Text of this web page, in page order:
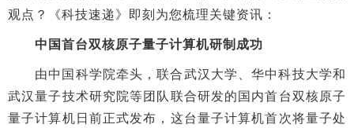
观点？《科技速递》即刻为您梳理关键资讯：
中国首台双核原子量子计算机研制成功
由中国科学院牵头，联合武汉大学、华中科技大学和
武汉量子技术研究院等团队联合研发的国内首台双核原子
量子计算机日前正式发布，这台量子计算机首次将量子处